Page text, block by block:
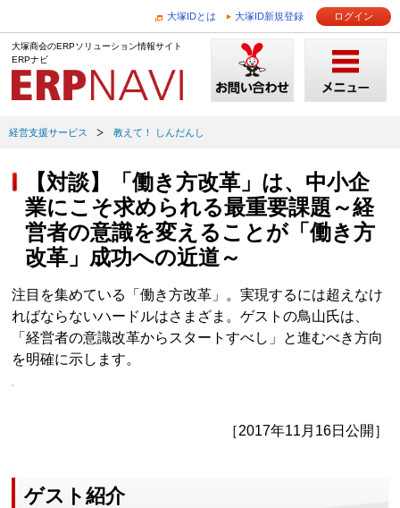
大塚IDとは 大塚ID新規登録 ログイン
大塚商会のERPソリューション情報サイト
ERPナビ
経営支援サービス 教えて！ しんだんし
【対談】「働き方改革」は、中小企
業にこそ求められる最重要課題～経
営者の意識を変えることが「働き方
改革」成功への近道～
注目を集めている「働き方改革」。実現するには超えなけ
ればならないハードルはさまざま。ゲストの鳥山氏は、
「経営者の意識改革からスタートすべし」と進むべき方向
を明確に示します。
［2017年11月16日公開］
ゲスト紹介